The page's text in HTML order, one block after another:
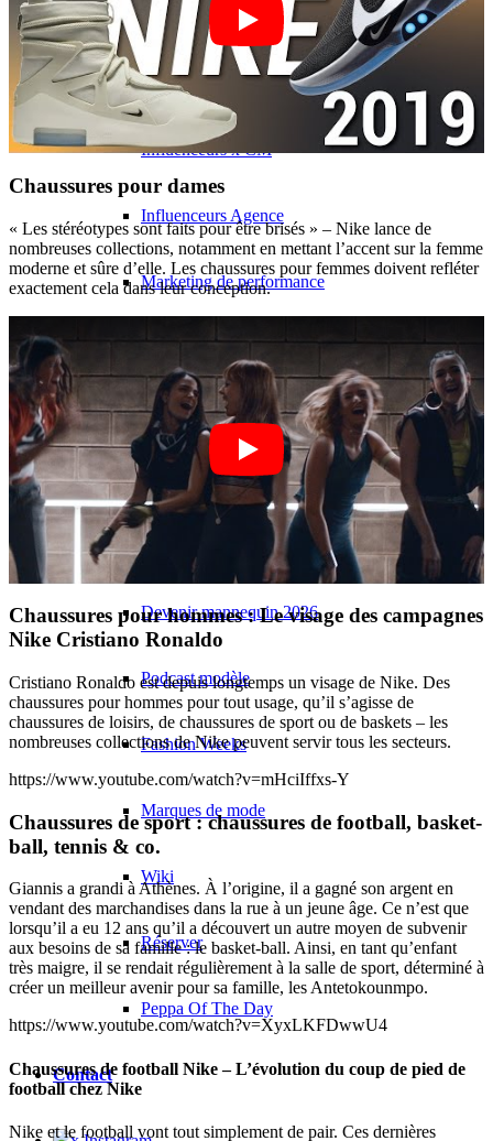
Couture x CM
Influenceurs
Influenceurs x CM
Influenceurs Agence
Marketing de performance
Marketing des influenceurs
Gestion des influenceurs
Candidater
Devenir mannequin 2026
Devenir mannequin 2026
Podcast modèle
Fashion Weeks
Marques de mode
Wiki
Réserver
Peppa Of The Day
Contact
Chaussures pour dames
« Les stéréotypes sont faits pour être brisés » – Nike lance de
nombreuses collections, notamment en mettant l’accent sur la femme
moderne et sûre d’elle. Les chaussures pour femmes doivent refléter
exactement cela dans leur conception.
Chaussures pour hommes : Le visage des campagnes
Nike Cristiano Ronaldo
Cristiano Ronaldo est depuis longtemps un visage de Nike. Des
chaussures pour hommes pour tout usage, qu’il s’agisse de
chaussures de loisirs, de chaussures de sport ou de baskets – les
nombreuses collections de Nike peuvent servir tous les secteurs.
https://www.youtube.com/watch?v=mHciIffxs-Y
Chaussures de sport : chaussures de football, basket-
ball, tennis & co.
Giannis a grandi à Athènes. À l’origine, il a gagné son argent en
vendant des marchandises dans la rue à un jeune âge. Ce n’est que
lorsqu’il a eu 12 ans qu’il a découvert un autre moyen de subvenir
aux besoins de sa famille : le basket-ball. Ainsi, en tant qu’enfant
très maigre, il se rendait régulièrement à la salle de sport, déterminé à
créer un meilleur avenir pour sa famille, les Antetokounmpo.
https://www.youtube.com/watch?v=XyxLKFDwwU4
Chaussures de football Nike – L’évolution du coup de pied de
football chez Nike
Nike et le football vont tout simplement de pair. Ces dernières